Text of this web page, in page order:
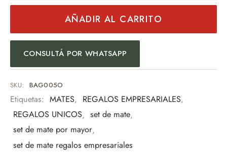
aire libre.
Material resistente.
MEDIDAS: 36x22x14cm
PESO: 300grs
AÑADIR AL CARRITO
CONSULTÁ POR WHATSAPP
SKU: BAG005O
Etiquetas: MATES, REGALOS EMPRESARIALES,
REGALOS UNICOS, set de mate,
set de mate por mayor,
set de mate regalos empresariales